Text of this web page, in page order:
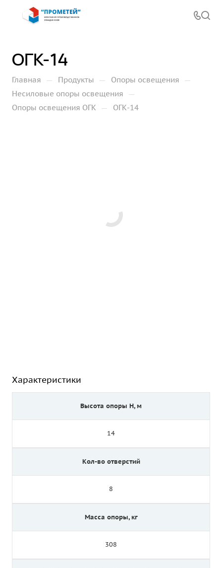
ОГК-14
Главная — Продукты — Опоры освещения —
Несиловые опоры освещения —
Опоры освещения ОГК — ОГК-14
Характеристики
Высота опоры Н, м
14
Кол-во отверстий
8
Масса опоры, кг
308